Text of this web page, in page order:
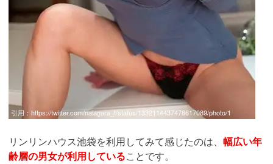
引用： https://twitter.com/naiagara_t/status/1332114437478617089/photo/1
リンリンハウス池袋を利用してみて感じたのは、 幅広い年
齢層の男女が利用していることです。